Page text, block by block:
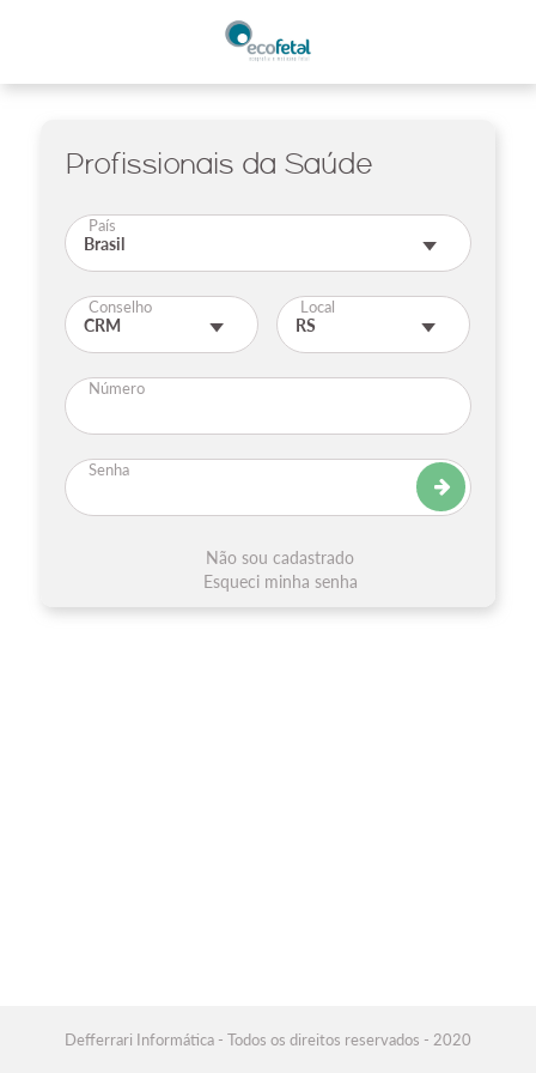
Profissionais da Saúde
País
Conselho Local
Número
Senha
Não sou cadastrado
Esqueci minha senha
Defferrari Informática - Todos os direitos reservados - 2020